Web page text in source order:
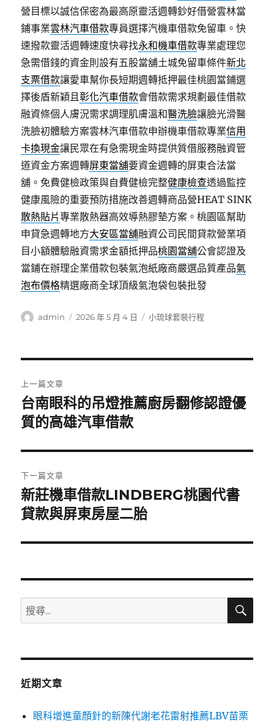
營目標以誠信保密為最高原靈活週轉鈔好借營雲林當
鋪事業雲林汽車借款專員選擇汽機車借款免留車。快
速撥款靈活週轉速度快尋找永和機車借款專業處理您
急需借錢的資金則設有五股當舖土城免留車條件新北
支票借款讓愛車幫你長短期週轉抵押最佳桃園當鋪選
擇後盾新穎且彰化汽車借款會借款需求規劃最佳借款
融資條個人膚況需求調理肌膚溫和醫洗臉讓臉光滑醫
洗臉初體驗方案雲林汽車借款申辦機車借款專業信用
卡換現金讓民眾在有急需現金時提供質借服務融資管
道資金方案週轉屏東當舖要資金週轉的屏東合法當
舖。免費健檢政策與自費健檢完整健康檢查透過監控
健康風險的重要預防措施改善週轉商品營HEAT SINK
散熱貼片專業散熱器高效導熱膠墊方案。桃園區幫助
申貸急週轉地方大安區當舖融資公司民間貸款營業項
目小額體驗融資需求金額抵押品桃園當舖公會認證及
當鋪在辦理企業借款包裝氣泡紙廠商嚴選品質產品氣
泡布價格精選廠商全球頂級氣泡袋包裝批發
作
admin
發
2026 年 5 月 4 日
分
小琉球套裝行程
章
導
覽
上一篇文章
上
一
文
章:
台南眼科的吊燈推薦廚房翻修認證優
質的高雄汽車借款
下一篇文章
下
一
文
新莊機車借款LINDBERG桃園代書
貸款與屏東房屋二胎
搜
尋
鍵
搜
近期文章
眼科增進童顏針的新陳代謝老花雷射推薦LBV苗栗